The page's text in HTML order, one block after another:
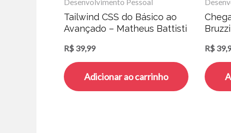
Desenvolvimento Pessoal
Tailwind CSS do Básico ao
Avançado – Matheus Battisti
R$ 39,99
Adicionar ao carrinho
Bruzzi
R$